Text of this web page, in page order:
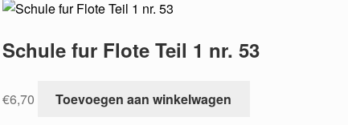
Schule fur Flote Teil 1 nr. 53
€6,70 Toevoegen aan winkelwagen